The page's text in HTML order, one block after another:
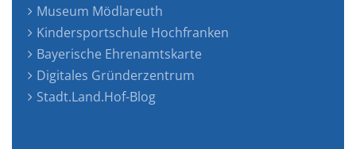
Museum Mödlareuth
Kindersportschule Hochfranken
Bayerische Ehrenamtskarte
Digitales Gründerzentrum
Stadt.Land.Hof-Blog